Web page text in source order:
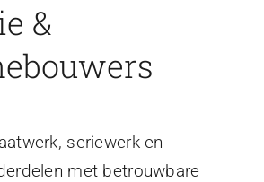
&
seriewerk en
met betrouwbare